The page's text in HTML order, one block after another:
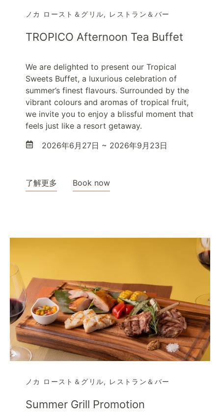
ノカ ロースト＆グリル, レストラン＆バー
TROPICO Afternoon Tea Buffet
We are delighted to present our Tropical
Sweets Buffet, a luxurious celebration of
summer’s finest flavours. Surrounded by the
vibrant colours and aromas of tropical fruit,
we invite you to enjoy a blissful moment that
feels just like a resort getaway.
2026年6月27日 ~ 2026年9月23日
了解更多 Book now
ノカ ロースト＆グリル, レストラン＆バー
Summer Grill Promotion